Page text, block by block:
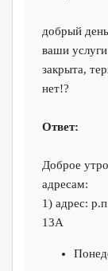
добрый
ваши
закрыта,
нет!?
Ответ:
Доброе
адресам:
1) адрес:
13А